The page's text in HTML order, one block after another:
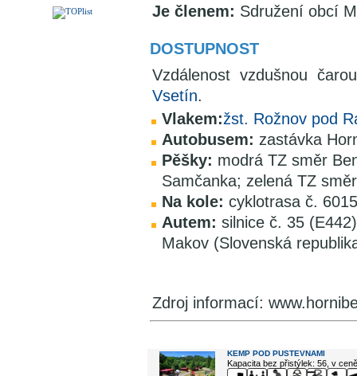
Je členem: Sdružení obcí
DOSTUPNOST
Vzdálenost vzdušnou
Vsetín.
Vlakem:žst. Rožnov pod
Autobusem: zastávka
Pěšky: modrá TZ směr
Samčanka; zelená TZ
Na kole: cyklotrasa č.
Autem: silnice č. 35
Makov (Slovenská
Zdroj informací:
KEMP POD PUSTEVNAMI
Kapacita bez přistýlek: 56, v